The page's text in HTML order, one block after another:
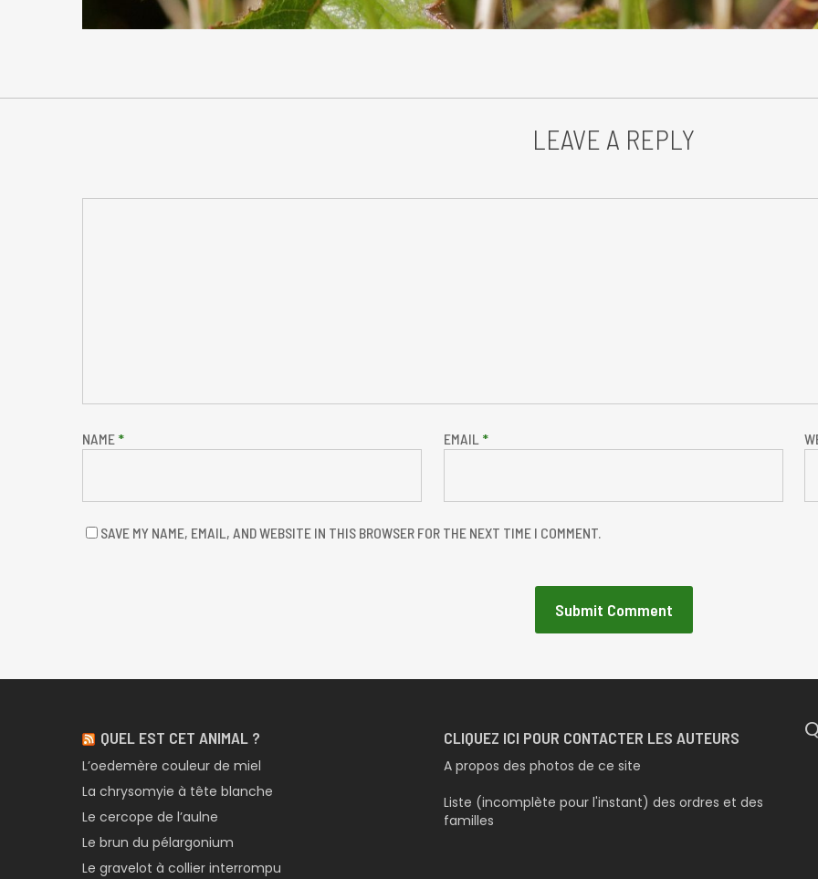
LEAVE A REPLY
NAME * EMAIL *
SAVE MY NAME, EMAIL, AND WEBSITE IN THIS BROWSER FOR THE NEXT TIME I COMMENT.
QUEL EST CET ANIMAL ?
L’oedemère couleur de miel
La chrysomyie à tête blanche
Le cercope de l’aulne
Le brun du pélargonium
Le gravelot à collier interrompu
CLIQUEZ ICI POUR CONTACTER LES AUTEURS
A propos des photos de ce site
Liste (incomplète pour l'instant) des ordres et des
familles